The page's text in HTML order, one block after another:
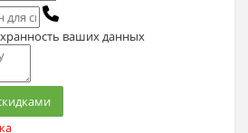
ваших данных